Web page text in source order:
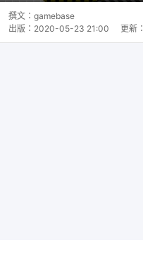
撰文： gamebase
出版： 2020-05-23 21:00 更新：